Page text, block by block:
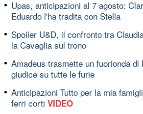
Upas, anticipazioni al 7 agosto:
Eduardo l'ha tradita con Stella
Spoiler U&D, il confronto tra
la Cavaglia sul trono
Amadeus trasmette un fuorionda
giudice su tutte le furie
Anticipazioni Tutto per la mia
ferri corti VIDEO